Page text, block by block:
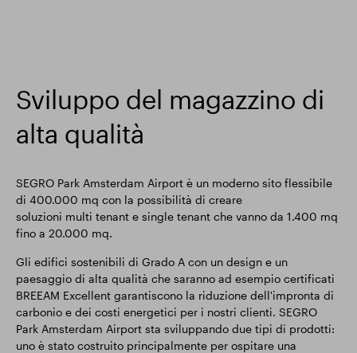
Sviluppo del magazzino di
alta qualità
SEGRO Park Amsterdam Airport è un moderno sito flessibile
di 400.000 mq con la possibilità di creare
soluzioni multi tenant e single tenant che vanno da 1.400 mq
fino a 20.000 mq.
Gli edifici sostenibili di Grado A con un design e un
paesaggio di alta qualità che saranno ad esempio certificati
BREEAM Excellent garantiscono la riduzione dell'impronta di
carbonio e dei costi energetici per i nostri clienti. SEGRO
Park Amsterdam Airport sta sviluppando due tipi di prodotti:
uno è stato costruito principalmente per ospitare una